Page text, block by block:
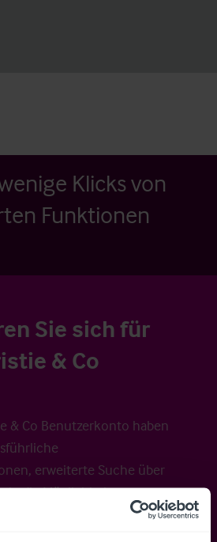
Klicks von
Funktionen
Sie sich für
& Co
& Co Benutzerkonto haben
erweiterte Suche über
die Möglichkeit